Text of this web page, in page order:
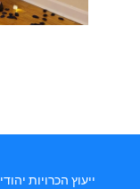
ייעוץ הכרויות יהודי